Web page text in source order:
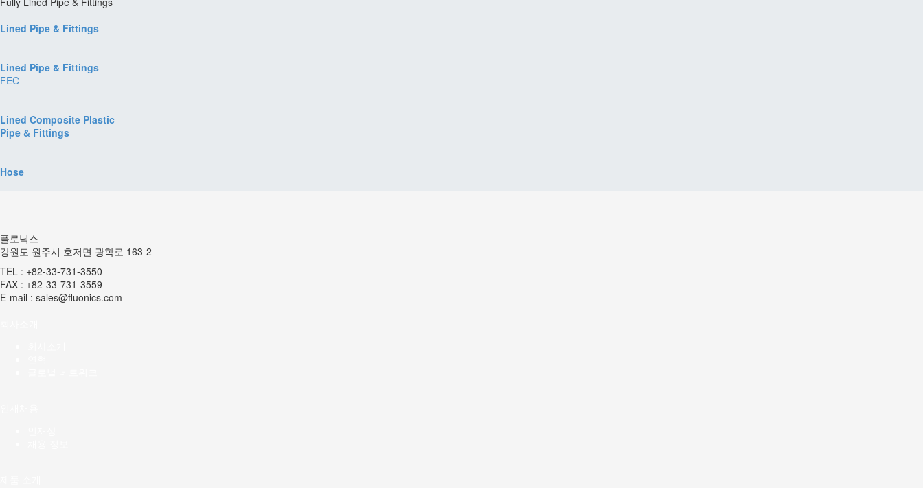
Lined Pipe & Fittings
Lined Pipe & Fittings
FEC
Lined Composite Plastic
Pipe & Fittings
Hose
플로닉스
강원도 원주시 호저면 광학로 163-2
TEL : +82-33-731-3550
FAX : +82-33-731-3559
E-mail : sales@fluonics.com